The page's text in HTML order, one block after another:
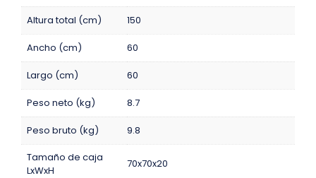
Altura total (cm) 150
Ancho (cm) 60
Largo (cm) 60
Peso neto (kg) 8.7
Peso bruto (kg)
9.8
Tamaño de caja
LxWxH
70x70x20